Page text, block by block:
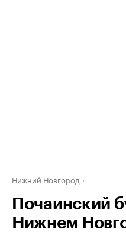
Нижний Новгород
Почаинский
Нижнем